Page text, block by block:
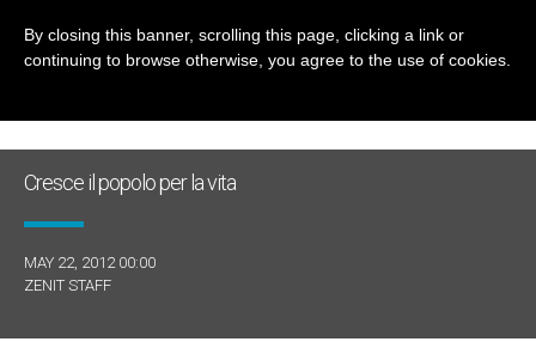
ULTIME NOTIZIE
Cresce il popolo per la vita
MAY 22, 2012 00:00
ZENIT STAFF
By closing this banner, scrolling this page, clicking a link or
continuing to browse otherwise, you agree to the use of cookies.